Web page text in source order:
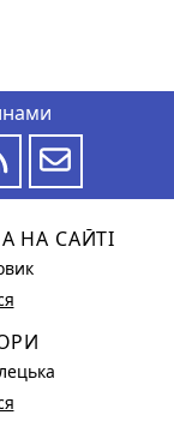
НА САЙТІ